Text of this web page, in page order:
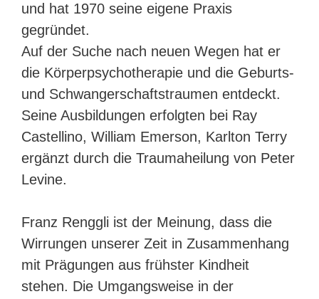
und hat 1970 seine eigene Praxis
gegründet.
Auf der Suche nach neuen Wegen hat er
die Körperpsychotherapie und die Geburts-
und Schwangerschaftstraumen entdeckt.
Seine Ausbildungen erfolgten bei Ray
Castellino, William Emerson, Karlton Terry
ergänzt durch die Traumaheilung von Peter
Levine.
Franz Renggli ist der Meinung, dass die
Wirrungen unserer Zeit in Zusammenhang
mit Prägungen aus frühster Kindheit
stehen. Die Umgangsweise in der